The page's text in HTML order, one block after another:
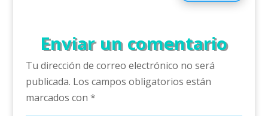
Enviar un comentario
Tu dirección de correo electrónico no será
publicada. Los campos obligatorios están
marcados con *